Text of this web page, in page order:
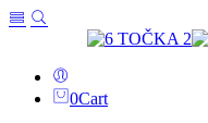
0Cart